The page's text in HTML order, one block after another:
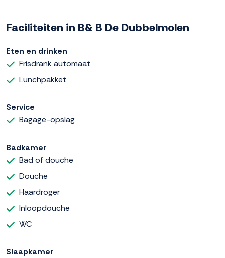
Faciliteiten in B& B De Dubbelmolen
Eten en drinken
Frisdrank automaat
Lunchpakket
Service
Bagage-opslag
Badkamer
Bad of douche
Douche
Haardroger
Inloopdouche
WC
Slaapkamer